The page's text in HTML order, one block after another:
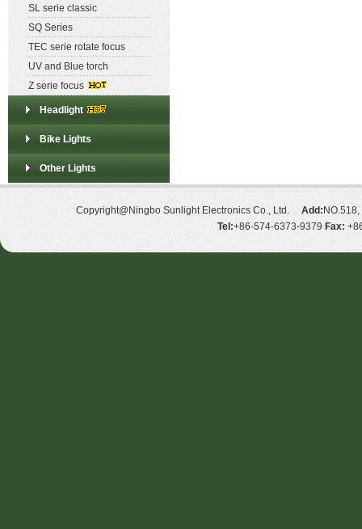
SL serie classic
SQ Series
TEC serie rotate focus
UV and Blue torch
Z serie focus
Headlight
Bike Lights
Other Lights
Copyright@Ningbo Sunlight Electronics Co., Ltd. Add:
Tel:+86-574-6373-9379 Fax: